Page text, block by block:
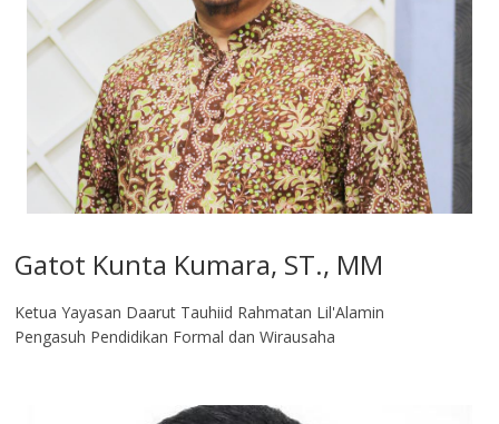
Gatot Kunta Kumara, ST., MM
Ketua Yayasan Daarut Tauhiid Rahmatan Lil'Alamin
Pengasuh Pendidikan Formal dan Wirausaha